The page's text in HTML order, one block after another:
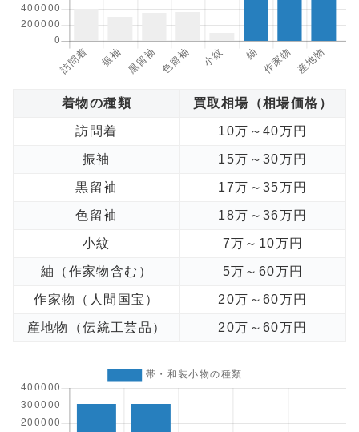
着物の種類 買取相場（相場価格）
訪問着 10万～40万円
振袖 15万～30万円
黒留袖 17万～35万円
色留袖 18万～36万円
小紋 7万～10万円
紬（作家物含む） 5万～60万円
作家物（人間国宝） 20万～60万円
産地物（伝統工芸品） 20万～60万円